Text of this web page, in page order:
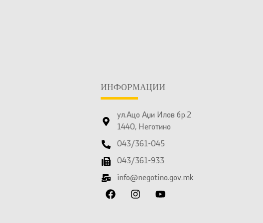
ИНФОРМАЦИИ
ул.Ацо Аџи Илов бр.2
1440, Неготино
043/361-045
043/361-933
info@negotino.gov.mk